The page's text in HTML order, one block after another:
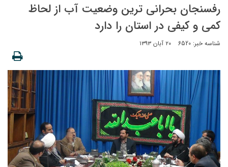
رفسنجان بحرانی ترین وضعیت آب از لحاظ
کمی و کیفی در استان را دارد
شناسه خبر: 6520 ۲۰ آبان ۱۳۹۳